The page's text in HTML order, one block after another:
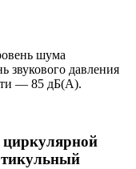
шума
звукового давления
— 85 дБ(A).
циркулярной